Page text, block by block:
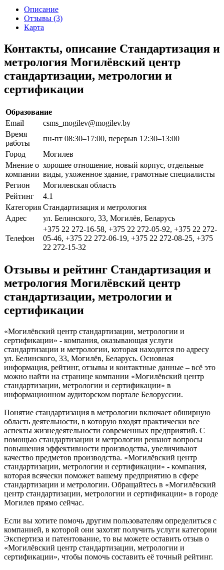
Описание
Отзывы (3)
Карта
Контакты, описание Стандартизация и
метрология Могилёвский центр
стандартизации, метрологии и
сертификации
Образование
Email
csms_mogilev@mogilev.by
Время
работы
пн-пт 08:30–17:00, перерыв 12:30–13:00
Город
Могилев
Мнение о
компании
хорошее отношение, новый корпус, отдельные
виды, ухоженное здание, грамотные специалисты
Регион
Могилевская область
Рейтинг
4.1
Категория Стандартизация и метрология
Адрес
ул. Белинского, 33, Могилёв, Беларусь
Телефон
+375 22 272-16-58, +375 22 272-05-92, +375 22 272-
05-46, +375 22 272-06-19, +375 22 272-08-25, +375
22 272-15-32
Отзывы и рейтинг Стандартизация и
метрология Могилёвский центр
стандартизации, метрологии и
сертификации
«Могилёвский центр стандартизации, метрологии и
сертификации» - компания, оказывающая услуги
стандартизации и метрологии, которая находится по адресу
ул. Белинского, 33, Могилёв, Беларусь. Основная
информация, рейтинг, отзывы и контактные данные – всё это
можно найти на странице компании «Могилёвский центр
стандартизации, метрологии и сертификации» в
информационном аудиторском портале Белоруссии.
Понятие стандартизация в метрологии включает обширную
область деятельности, в которую входят практически все
аспекты жизнедеятельности современных предприятий. С
помощью стандартизации и метрологии решают вопросы
повышения эффективности производства, увеличивают
качество предметов производства. «Могилёвский центр
стандартизации, метрологии и сертификации» - компания,
которая всячески поможет вашему предприятию в сфере
стандартизации и метрологии. Обращайтесь в «Могилёвский
центр стандартизации, метрологии и сертификации» в городе
Могилев прямо сейчас.
Если вы хотите помочь другим пользователям определиться с
компанией, в которой они захотят получить услуги категории
Экспертиза и патентование, то вы можете оставить отзыв о
«Могилёвский центр стандартизации, метрологии и
сертификации», чтобы помочь составить её точный рейтинг.